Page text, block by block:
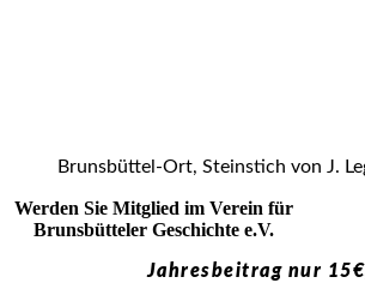
Brunsbüttel-Ort, Steinstich von J.
Werden Sie Mitglied im Verein für
Brunsbütteler Geschichte e.V.
Jahresbeitrag nur